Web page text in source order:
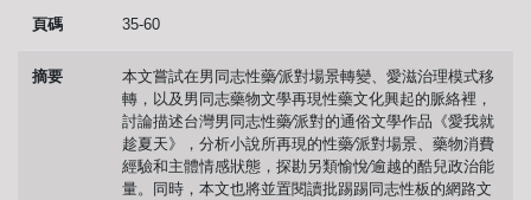
頁碼 35-60
摘要
本文嘗試在男同志性藥∕派對場景轉變、愛滋治理模式移
轉，以及男同志藥物文學再現性藥文化興起的脈絡裡，
討論描述台灣男同志性藥∕派對的通俗文學作品《愛我就
趁夏天》，分析小說所再現的性藥∕派對場景、藥物消費
經驗和主體情感狀態，探勘另類愉悅∕逾越的酷兒政治能
量。同時，本文也將並置閱讀批踢踢同志性板的網路文